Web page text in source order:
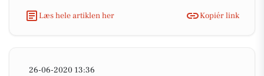
Læs hele artiklen her Kopiér link
26-06-2020 13:36